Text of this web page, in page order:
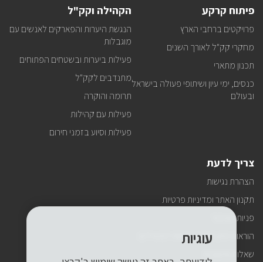
פיתוח קרקע
פרויקטים ברחבי הארץ
מחקרי קק"ל לאורך השנים
תכנון מתארי
כנסים, ימי עיון ושיתופי פעולה בישראל
ובעולם
הקהילה וקק"ל
הנגשת היערות והפארקים לאנשים עם
מוגבלות
פעילות ביערות ובשטחים הפתוחים
מתנדבים לקק"ל
תרומה והוקרה
פעילות עם קהילות
פעילות וסיוע בזמני חירום
צריך לדעת
הצהרת נגישות
תקנון האתר ומדיניות פרטיות
פניות הציבור
הוראות התנהגות ובטיחות למטיילים
שאלות ותשובות
עוגיות